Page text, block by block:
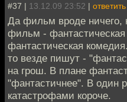
#37 | 13.12.09 23:52 | ответить
Да фильм вроде ничего,
фильм -
фантастическая
то везде пишут -
на грош. В плане
"фантастичнее". В один
катастрофами короче.